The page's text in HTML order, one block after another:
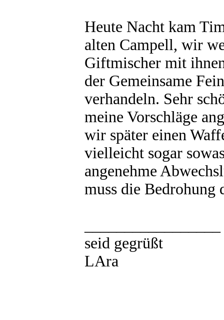
Heute Nacht kam
alten Campell, wir
Giftmischer mit
der Gemeinsame
verhandeln. Sehr
meine Vorschläge
wir später einen
vielleicht sogar
angenehme
muss die Bedrohung
seid gegrüßt
LAra